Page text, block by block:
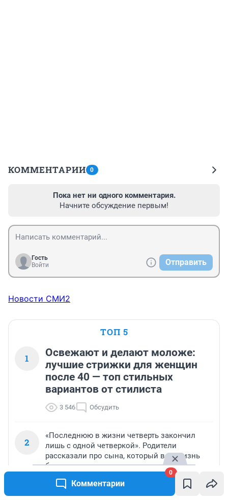
Комментарии
0
КОММЕНТАРИИ 0
Пока нет ни одного комментария.
Начните обсуждение первым!
Гость
Войти
Отправить
Новости СМИ2
ТОП 5
1
Освежают и делают моложе:
лучшие стрижки для женщин
после 40 — топ стильных
вариантов от стилиста
3 546 Обсудить
2
«Последнюю в жизни четверть закончил
лишь с одной четверкой». Родители
рассказали про сына, который всю жизнь
боролся с раком
1 640 Обсудить